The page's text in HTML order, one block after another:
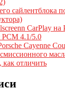
сайлентблока
CarPlay на
PCM 4.1/5.0
Cayenne
отличить